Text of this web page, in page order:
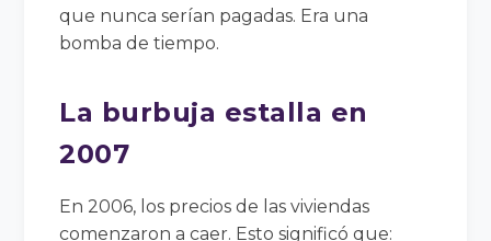
que nunca serían pagadas. Era una
bomba de tiempo.
La burbuja estalla en
2007
En 2006, los precios de las viviendas
comenzaron a caer. Esto significó que: